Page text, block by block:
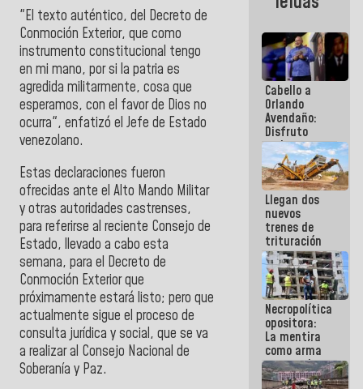
"El texto auténtico, del Decreto de
Conmoción Exterior, que como
instrumento constitucional tengo
en mi mano, por si la patria es
agredida militarmente, cosa que
esperamos, con el favor de Dios no
ocurra", enfatizó el Jefe de Estado
venezolano.
Estas declaraciones fueron
ofrecidas ante el Alto Mando Militar
y otras autoridades castrenses,
para referirse al reciente Consejo de
Estado, llevado a cabo esta
semana, para el Decreto de
Conmoción Exterior que
próximamente estará listo; pero que
actualmente sigue el proceso de
consulta jurídica y social, que se va
a realizar al Consejo Nacional de
Soberanía y Paz.
2027
Cabello a
Orlando
Avendaño:
Disfruto
cada vez
que escribes
porque lo
que haces
es
embarrarla
Llegan dos
nuevos
trenes de
trituración
para
optimizar
manejo de
escombros
en La Guaira
Necropolítica
opositora:
La mentira
como arma
contra el
Pueblo